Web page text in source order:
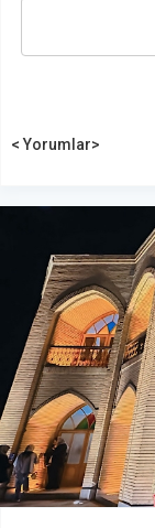
< Yorumlar>